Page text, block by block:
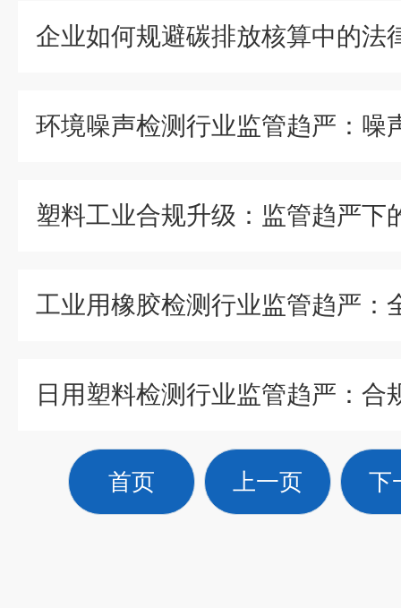
首页 上一页 下